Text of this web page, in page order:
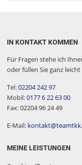
IN KONTAKT KOMMEN
Für Fragen stehe ich
oder füllen Sie ganz
Tel:02204 242 97
Mobil:0177 6 22 63 00
Fax: 02204 96 24 49
E-Mail:
MEINE LEISTUNGEN